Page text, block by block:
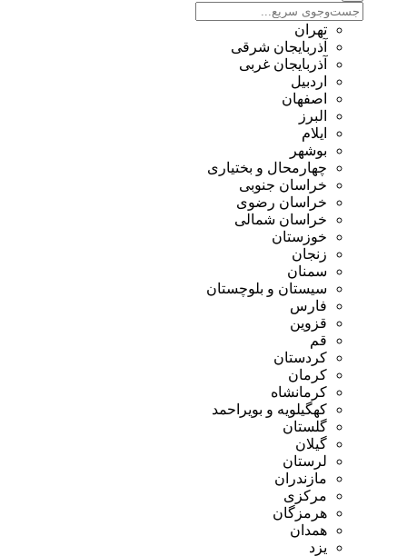
تهران
آذربایجان شرقی
آذربایجان غربی
اردبیل
اصفهان
البرز
ایلام
بوشهر
چهارمحال و بختیاری
خراسان جنوبی
خراسان رضوی
خراسان شمالی
خوزستان
زنجان
سمنان
سیستان و بلوچستان
فارس
قزوین
قم
کردستان
کرمان
کرمانشاه
کهگیلویه و بویراحمد
گلستان
گیلان
لرستان
مازندران
مرکزی
هرمزگان
همدان
یزد